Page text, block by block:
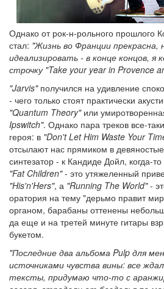
Однако от рок-н-рольного прошлого
стал: "Жизнь во Франции прекрасна,
идеализировать - в конце концов, я
строчку "Take your year in Provence
"Jarvis"получился на удивление
- чего только стоят практически
"Quantum Theory"или
Ipswitch". Однако пара треков все-
героя: в "Don't Let Him Waste Your
отсылают нас прямиком в
синтезатор - к Кандиде Дойл, когда-
"Fat Children"- это утяжеленный
"His'n'Hers", а "Running The World"-
оратория на тему "дерьмо правит
органом, барабаны оттенены
да еще и на третей минуте гитары
букетом.
"Последние два альбома Pulp для
источниками чувства вины: все
тексты, придумаю что-то с